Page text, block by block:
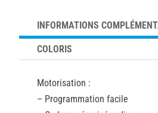
INFORMATIONS
COLORIS
Motorisation :
– Programmation facile